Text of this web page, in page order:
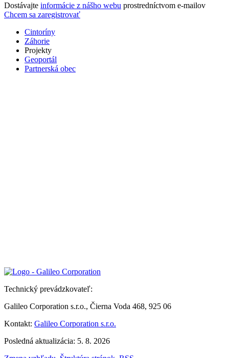
Dostávajte informácie z nášho webu prostredníctvom e-mailov
Chcem sa zaregistrovať
Cintoríny
Záhorie
Projekty
Geoportál
Partnerská obec
Technický prevádzkovateľ:
Galileo Corporation s.r.o., Čierna Voda 468, 925 06
Kontakt: Galileo Corporation s.r.o.
Posledná aktualizácia: 5. 8. 2026